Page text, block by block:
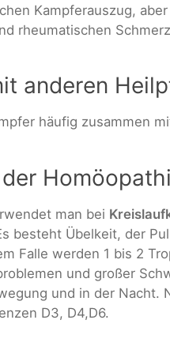
Kampferauszug,
rheumatischen
anderen
häufig zusammen
man bei
besteht Übelkeit, der
Falle werden 1 bis 2
und großer
und in der Nacht.
D3, D4,D6.